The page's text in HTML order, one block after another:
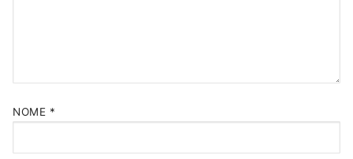
NOME *